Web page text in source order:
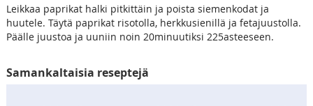
Leikkaa paprikat halki pitkittäin ja poista siemenkodat ja
huutele. Täytä paprikat risotolla, herkkusienillä ja fetajuustolla.
Päälle juustoa ja uuniin noin 20minuutiksi 225asteeseen.
Samankaltaisia reseptejä